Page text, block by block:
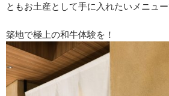
ともお土産として手に入れたいメニュー
築地で極上の和牛体験を！